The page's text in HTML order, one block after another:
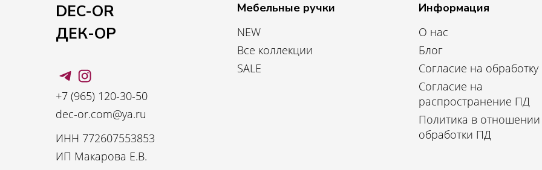
DEC-OR
ДЕК-ОР
+7 (965) 120-30-50
dec-or.com@ya.ru
ИНН 772607553853
ИП Макарова Е.В.
Мебельные ручки
NEW
Все коллекции
SALE
Информация
О нас
Блог
Согласие на
Согласие на
распространение ПД
Политика в отношении
обработки ПД